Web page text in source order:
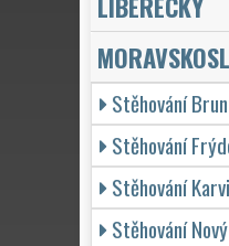
Stěhování
Stěhování
Stěhování
Stěhování